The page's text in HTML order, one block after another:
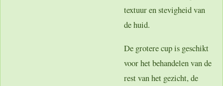
textuur en stevigheid van
de huid.
De grotere cup is geschikt
voor het behandelen van de
rest van het gezicht, de